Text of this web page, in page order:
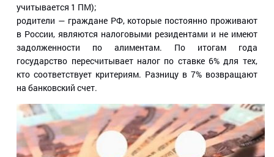
учитывается 1 ПМ);
родители — граждане РФ, которые постоянно проживают
в России, являются налоговыми резидентами и не имеют
задолженности по алиментам. По итогам года
государство пересчитывает налог по ставке 6% для тех,
кто соответствует критериям. Разницу в 7% возвращают
на банковский счет.